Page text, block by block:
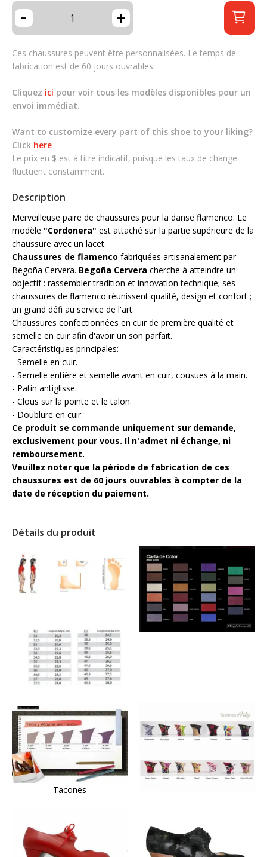
- +
Ces chaussures peuvent être personnalisées. Le temps de
fabrication est de 60 jours ouvrables.
Cliquez ici pour voir tous les modèles disponibles pour un
envoi immédiat.
Want to customize every part of this shoe to your liking?
Click here
Le prix en $ est à titre indicatif, puisque les taux de change
fluctuent constamment.
Description
Merveilleuse paire de chaussures pour la danse flamenco. Le
modèle "Cordonera" est attaché sur la partie supérieure de la
chaussure avec un lacet.
Chaussures de flamenco fabriquées artisanalement par
Begoña Cervera. Begoña Cervera cherche à atteindre un
objectif : rassembler tradition et innovation technique; ses
chaussures de flamenco réunissent qualité, design et confort ;
un grand défi au service de l'art.
Chaussures confectionnées en cuir de première qualité et
semelle en cuir afin d'avoir un son parfait.
Caractéristiques principales:
- Semelle en cuir.
- Semelle entière et semelle avant en cuir, cousues à la main.
- Patin antiglisse.
- Clous sur la pointe et le talon.
- Doublure en cuir.
Ce produit se commande uniquement sur demande,
exclusivement pour vous. Il n'admet ni échange, ni
remboursement.
Veuillez noter que la période de fabrication de ces
chaussures est de 60 jours ouvrables à compter de la
date de réception du paiement.
Détails du produit
Tacones